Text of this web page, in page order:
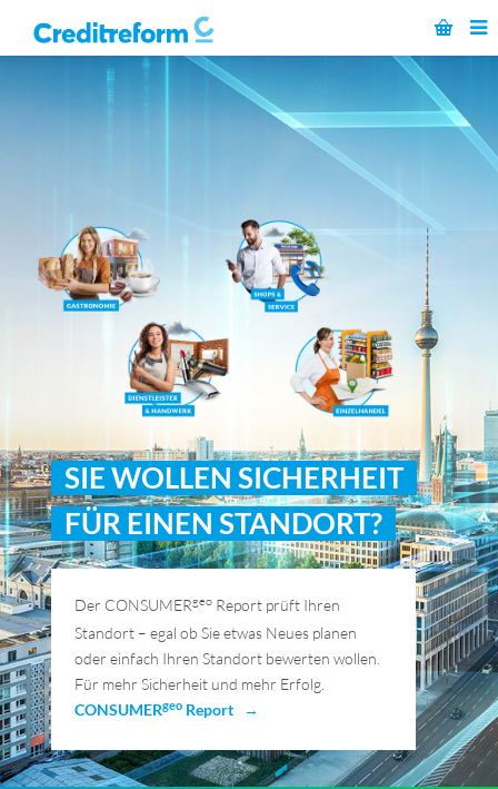
Der CONSUMERgeo Report prüft Ihren
Standort – egal ob Sie etwas Neues planen
oder einfach Ihren Standort bewerten wollen.
Für mehr Sicherheit und mehr Erfolg.
CONSUMERgeo Report →
FÜR EINEN STANDORT?
SIE WOLLEN SICHERHEIT